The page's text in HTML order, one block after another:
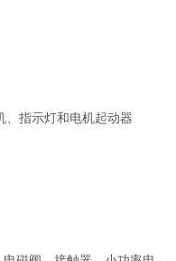
、指示灯和电机起动器